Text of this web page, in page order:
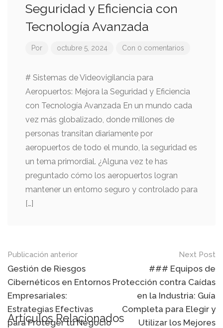
Seguridad y Eficiencia con
Tecnología Avanzada
Por octubre 5, 2024 Con 0 comentarios
# Sistemas de Videovigilancia para
Aeropuertos: Mejora la Seguridad y Eficiencia
con Tecnología Avanzada En un mundo cada
vez más globalizado, donde millones de
personas transitan diariamente por
aeropuertos de todo el mundo, la seguridad es
un tema primordial. ¿Alguna vez te has
preguntado cómo los aeropuertos logran
mantener un entorno seguro y controlado para
[…]
Mensaje
de
navegación
Publicación anterior
Gestión de Riesgos
Cibernéticos en Entornos
Empresariales:
Estrategias Efectivas
para Proteger tu Negocio
Next Post
### Equipos de
Protección contra Caídas
en la Industria: Guía
Completa para Elegir y
Utilizar los Mejores
Artículos Relacionados